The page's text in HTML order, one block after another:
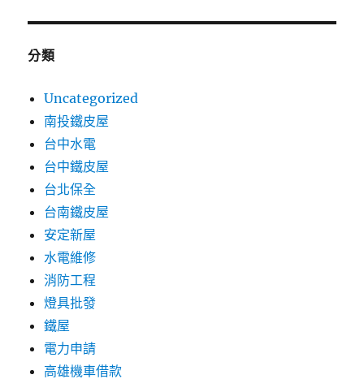
分類
Uncategorized
南投鐵皮屋
台中水電
台中鐵皮屋
台北保全
台南鐵皮屋
安定新屋
水電維修
消防工程
燈具批發
鐵屋
電力申請
高雄機車借款